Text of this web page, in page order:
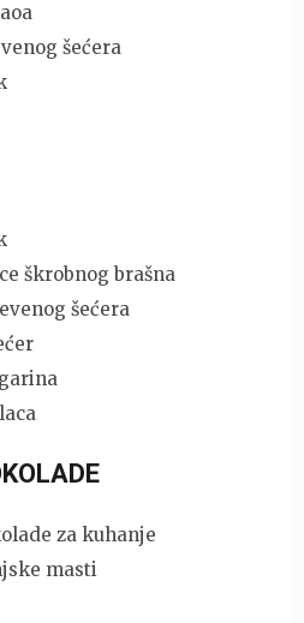
šećera
škrobnog brašna
šećera
za kuhanje
masti